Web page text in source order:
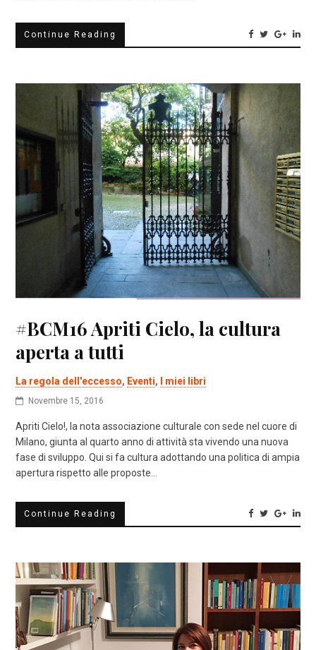
Continue Reading
#BCM16 Apriti Cielo, la cultura
aperta a tutti
La regola dell'eccesso, Eventi, I miei libri
Novembre 15, 2016
Apriti Cielo!, la nota associazione culturale con sede nel cuore di
Milano, giunta al quarto anno di attività sta vivendo una nuova
fase di sviluppo. Qui si fa cultura adottando una politica di ampia
apertura rispetto alle proposte…
Continue Reading